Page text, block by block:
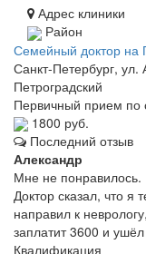
Адрес клиники
Район
Семейный доктор на
Санкт-Петербург,
Петроградский
Первичный прием по
1800 руб.
Последний отзыв
Александр
Мне не
Доктор сказал, что я
направил к
заплатит 3600 и
Квалификация